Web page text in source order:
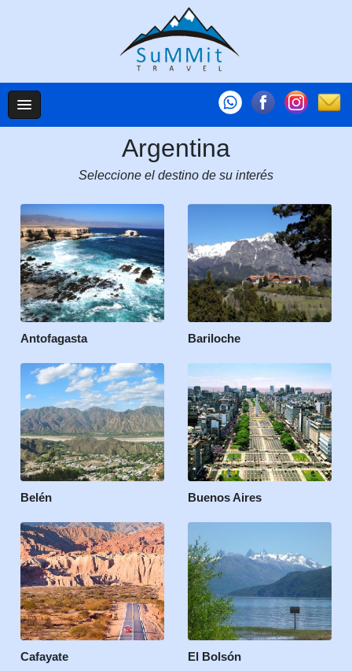
Argentina
Seleccione el destino de su interés
Antofagasta Bariloche
Belén Buenos Aires
Cafayate El Bolsón